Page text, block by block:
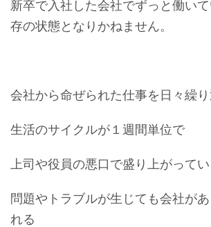
新卒で入社した会社でずっと働い
存の状態となりかねません。
会社から命ぜられた仕事を日々繰り
生活のサイクルが１週間単位で
上司や役員の悪口で盛り上がって
問題やトラブルが生じても会社が
れる